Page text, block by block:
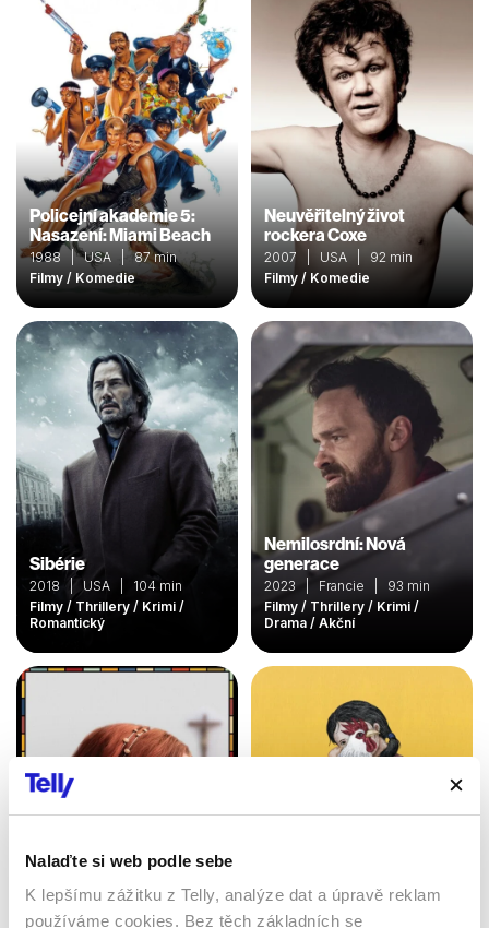
Nalaďte si web podle sebe
K lepšímu zážitku z Telly, analýze dat a úpravě reklam
používáme cookies. Bez těch základních se
Policejní akademie 5:
Nasazení: Miami Beach
1988 | USA | 87 min
Filmy / Komedie
Neuvěřitelný život
rockera Coxe
2007 | USA | 92 min
Filmy / Komedie
Sibérie
2018 | USA | 104 min
Filmy / Thrillery / Krimi /
Romantický
Nemilosrdní: Nová
generace
2023 | Francie | 93 min
Filmy / Thrillery / Krimi /
Drama / Akční